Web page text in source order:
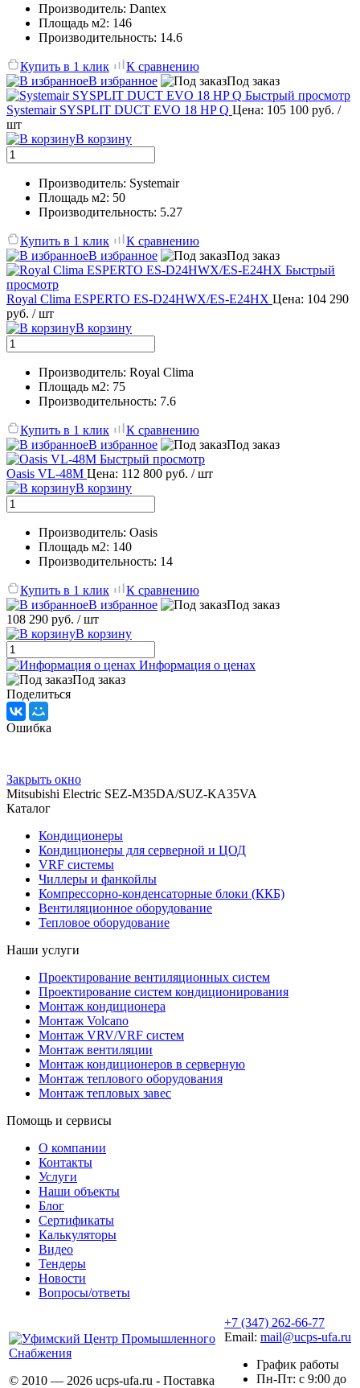
Производитель: Dantex
Площадь м2: 146
Производительность: 14.6
Купить в 1 клик
К сравнению
В избранное
Под заказ
Быстрый просмотр
Systemair SYSPLIT DUCT EVO 18 HP Q Цена: 105 100 руб. /
шт
В корзину
Производитель: Systemair
Площадь м2: 50
Производительность: 5.27
Купить в 1 клик
К сравнению
В избранное
Под заказ
Быстрый
просмотр
Royal Clima ESPERTO ES-D24HWX/ES-E24HX Цена: 104 290
руб. / шт
В корзину
Производитель: Royal Clima
Площадь м2: 75
Производительность: 7.6
Купить в 1 клик
К сравнению
В избранное
Под заказ
Быстрый просмотр
Oasis VL-48M Цена: 112 800 руб. / шт
В корзину
Производитель: Oasis
Площадь м2: 140
Производительность: 14
Купить в 1 клик
К сравнению
В избранное
Под заказ
108 290 руб. / шт
В корзину
Информация о ценах
Под заказ
Поделиться
Ошибка
Закрыть окно
Mitsubishi Electric SEZ-M35DA/SUZ-KA35VA
Каталог
Кондиционеры
Кондиционеры для серверной и ЦОД
VRF системы
Чиллеры и фанкойлы
Компрессорно-конденсаторные блоки (ККБ)
Вентиляционное оборудование
Тепловое оборудование
Наши услуги
Проектирование вентиляционных систем
Проектирование систем кондиционирования
Монтаж кондиционера
Монтаж Volcano
Монтаж VRV/VRF систем
Монтаж вентиляции
Монтаж кондиционеров в серверную
Монтаж теплового оборудования
Монтаж тепловых завес
Помощь и сервисы
О компании
Контакты
Услуги
Наши объекты
Блог
Сертификаты
Калькуляторы
Видео
Тендеры
Новости
Вопросы/ответы
© 2010 — 2026 ucps-ufa.ru - Поставка
+7 (347) 262-66-77
Email: mail@ucps-ufa.ru
График работы
Пн-Пт: с 9:00 до